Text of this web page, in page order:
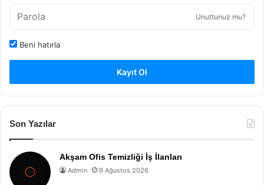
Unuttunuz mu?
Beni hatırla
Kayıt Ol
Son Yazılar
Akşam Ofis Temizliği İş İlanları
Admin 9 Ağustos 2026